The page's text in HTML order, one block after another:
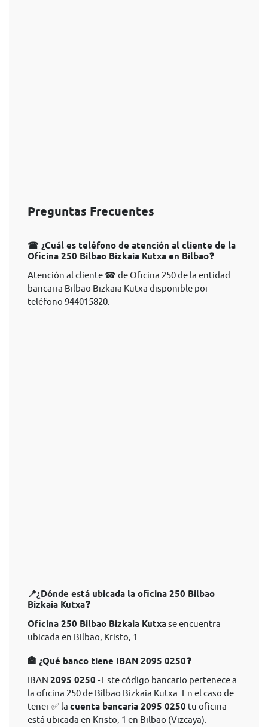
Preguntas Frecuentes
☎ ¿Cuál es teléfono de atención al cliente de la
Oficina 250 Bilbao Bizkaia Kutxa en Bilbao❓
Atención al cliente ☎ de Oficina 250 de la entidad
bancaria Bilbao Bizkaia Kutxa disponible por
teléfono 944015820.
📍¿Dónde está ubicada la oficina 250 Bilbao
Bizkaia Kutxa❓
Oficina 250 Bilbao Bizkaia Kutxase encuentra
ubicada en Bilbao, Kristo, 1
🏦 ¿Qué banco tiene IBAN 2095 0250❓
IBAN 2095 0250 - Este código bancario pertenece a
la oficina 250 de Bilbao Bizkaia Kutxa. En el caso de
tener ✅ la cuenta bancaria 2095 0250 tu oficina
está ubicada en Kristo, 1 en Bilbao (Vizcaya).